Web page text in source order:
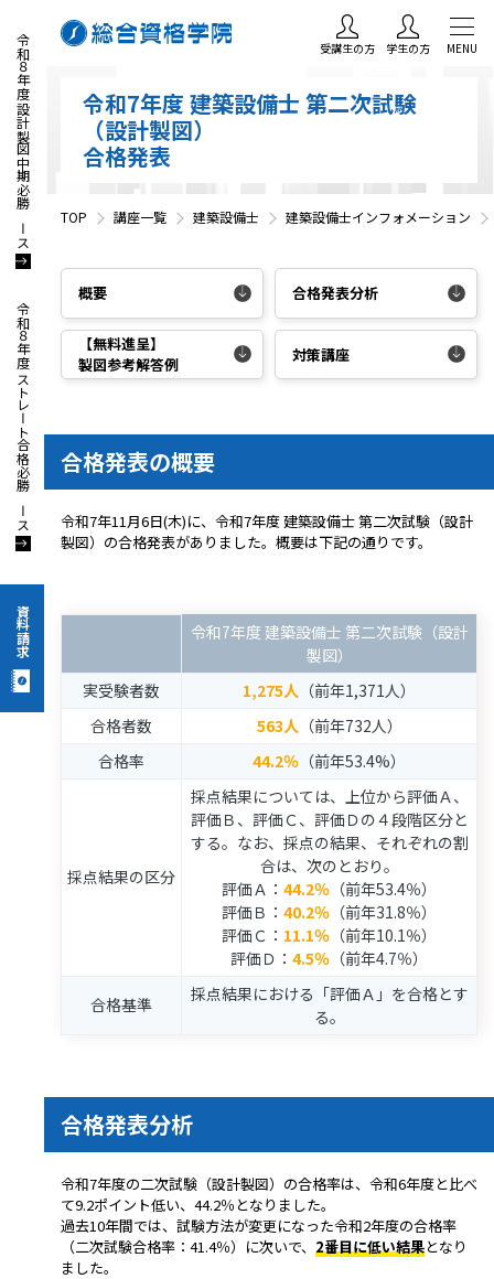
令和８年度 設計製図中期必勝コース
令和８年度 ストレート合格必勝コース
資料請求
受講生の方 学生の方 MENU
令和7年度 建築設備士 第二次試験
（設計製図）
合格発表
TOP 講座一覧 建築設備士 建築設備士インフォメーション
概要 合格発表分析
【無料進呈】
製図参考解答例
対策講座
合格発表の概要
令和7年11月6日(木)に、令和7年度 建築設備士 第二次試験（設計
製図）の合格発表がありました。概要は下記の通りです。
令和7年度 建築設備士 第二次試験（設計
製図）
実受験者数
1,275人 （前年1,371人）
合格者数
563人（前年732人）
合格率
44.2％ （前年53.4%）
採点結果の区分
採点結果については、上位から評価Ａ、
評価Ｂ、評価Ｃ、評価Ｄの４段階区分と
する。なお、採点の結果、それぞれの割
合は、次のとおり。
評価Ａ： 44.2％ （前年53.4％）
評価Ｂ： 40.2％ （前年31.8％）
評価Ｃ： 11.1％ （前年10.1％）
評価Ｄ： 4.5％ （前年4.7％）
合格基準
採点結果における「評価Ａ」を合格とす
る。
合格発表分析
令和7年度の二次試験（設計製図）の合格率は、令和6年度と比べ
て9.2ポイント低い、44.2％となりました。
過去10年間では、試験方法が変更になった令和2年度の合格率
（二次試験合格率：41.4％）に次いで、 2番目に低い結果となり
ました。